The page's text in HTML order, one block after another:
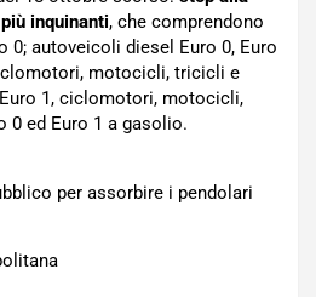
inquinanti, che comprendono
0; autoveicoli diesel Euro 0, Euro
motocicli, tricicli e
1, ciclomotori, motocicli,
ed Euro 1 a gasolio.
per assorbire i pendolari